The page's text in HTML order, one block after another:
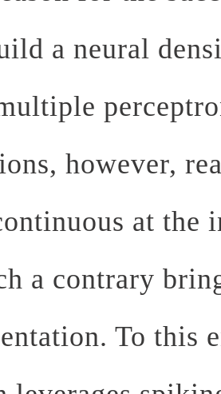
a neural
however,
at the
a contrary
To this